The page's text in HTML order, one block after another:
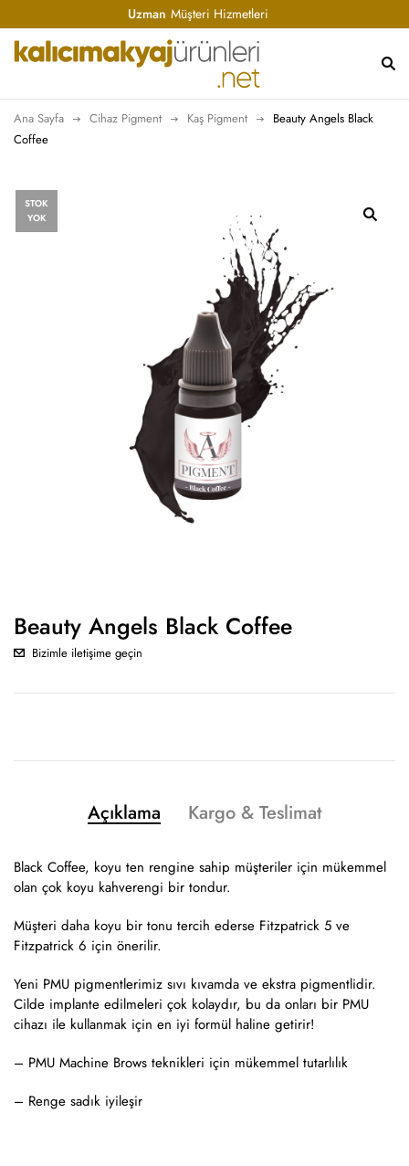
Uzman Müşteri Hizmetleri
Ana Sayfa Cihaz Pigment Kaş Pigment
Beauty Angels Black
Coffee
STOK
YOK
Beauty Angels Black Coffee
Bizimle iletişime geçin
Açıklama Kargo & Teslimat
Black Coffee, koyu ten rengine sahip müşteriler için mükemmel
olan çok koyu kahverengi bir tondur.
Müşteri daha koyu bir tonu tercih ederse Fitzpatrick 5 ve
Fitzpatrick 6 için önerilir.
Yeni PMU pigmentlerimiz sıvı kıvamda ve ekstra pigmentlidir.
Cilde implante edilmeleri çok kolaydır, bu da onları bir PMU
cihazı ile kullanmak için en iyi formül haline getirir!
– PMU Machine Brows teknikleri için mükemmel tutarlılık
– Renge sadık iyileşir